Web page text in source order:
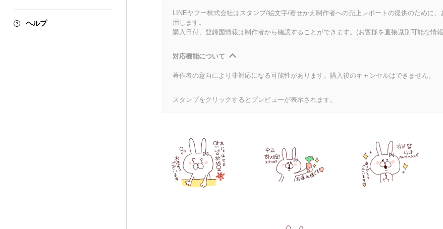
ヘルプ
LINEヤフー株式会社はスタンプ/絵文字/着せかえ制作者への売上レポートの提供のために、
用します。
購入日付、登録国情報は制作者から確認することができます。(お客様を直接識別可能な情
対応機能について
著作者の意向により非対応になる可能性があります。購入後のキャンセルはできません。
スタンプをクリックするとプレビューが表示されます。